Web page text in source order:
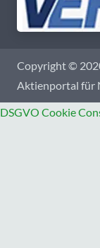
Copyright ©
Aktienportal für
DSGVO Cookie